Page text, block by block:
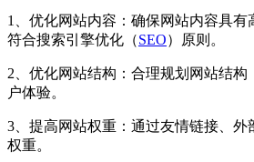
1、优化网站内容：确保网站内容具有
符合搜索引擎优化（SEO）原则。
2、优化网站结构：合理规划网站结构
户体验。
3、提高网站权重：通过友情链接、外
权重。